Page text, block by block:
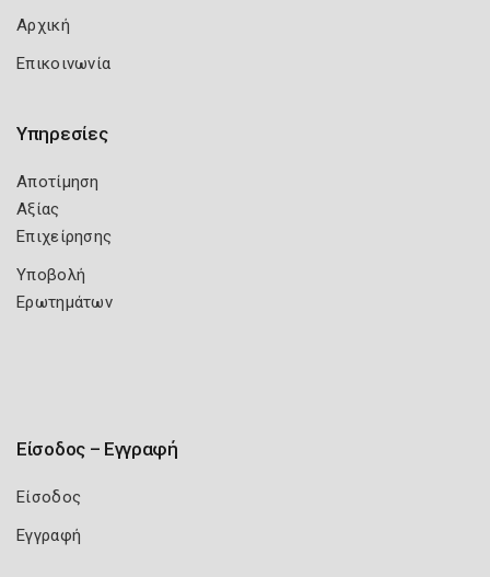
Αρχική
Επικοινωνία
Υπηρεσίες
Αποτίμηση
Αξίας
Επιχείρησης
Υποβολή
Ερωτημάτων
Είσοδος – Εγγραφή
Είσοδος
Εγγραφή